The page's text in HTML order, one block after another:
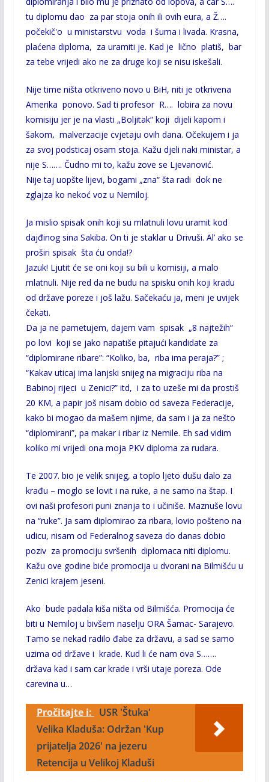
tu diplomu dao za par stoja onih ili ovih eura, a Ž….
počekič'o u ministarstvu voda i šuma i livada. Krasna,
plaćena diploma, za uramiti je. Kad je lično platiš, bar
za tebe vrijedi ako ne za druge koji se nisu iskešali.
Nije time ništa otkriveno novo u BiH, niti je otkrivena
Amerika ponovo. Sad ti profesor R…. lobira za novu
komisiju jer je na vlasti „Boljitak“ koji dijeli kapom i
šakom, malverzacije cvjetaju ovih dana. Očekujem i ja
za svoj podsticaj osam stoja. Kažu djeli naki ministar, a
nije S……. Čudno mi to, kažu zove se Ljevanović.
Nije taj uopšte lijevi, bogami „zna“ šta radi dok ne
zglajza ko nekoć voz u Nemiloj.
Ja mislio spisak onih koji su mlatnuli lovu uramit kod
dajđinog sina Sakiba. On ti je staklar u Drivuši. Al’ ako se
proširi spisak šta ću onda!?
Jazuk! Ljutit će se oni koji su bili u komisiji, a malo
mlatnuli. Nije red da ne budu na spisku onih koji kradu
od države poreze i još lažu. Sačekaću ja, meni je uvijek
čekati.
Da ja ne pametujem, dajem vam spisak „8 najtežih“
po lovi koji se jako napatiše pitajući kandidate za
“diplomirane ribare”: “Koliko, ba, riba ima peraja?” ;
“Kakav uticaj ima lanjski snijeg na migraciju riba na
Babinoj rijeci u Zenici?” itd, i za to uzeše mi da prostiš
20 KM, a papir još nisam dobio od saveza Federacije,
kako bi mogao da mašem njime, da sam i ja za nešto
“diplomirani”, pa makar i ribar iz Nemile. Eh sad vidim
koliko mi vrijedi ona moja PKV diploma za rudara.
Te 2007. bio je velik snijeg, a toplo ljeto dušu dalo za
krađu – moglo se lovit i na ruke, a ne samo na štap. I
ovi naši profesori puni znanja to i učiniše. Maznuše lovu
na “ruke”. Ja sam diplomirao za ribara, lovio pošteno na
udicu, nisam od Federalnog saveza do danas dobio
poziv za promociju svršenih diplomaca niti diplomu.
Kažu ove godine biće promocija u dvorani na Bilmišću u
Zenici krajem jeseni.
Ako bude padala kiša ništa od Bilmišća. Promocija će
biti u Nemiloj u bivšem naselju ORA Šamac- Sarajevo.
Tamo se nekad radilo đabe za državu, a sad se samo
uzima od države i krade. Kud li će nam ova S…….
država kad i sam car krade i vrši utaje poreza. Ode
carevina u…
Pročitajte i:
USR 'Štuka'
Velika Kladuša: Održan 'Kup
prijatelja 2026' na jezeru
Retencija u Velikoj Kladuši